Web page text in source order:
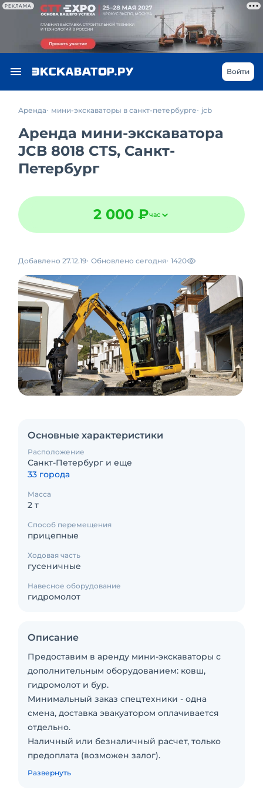
РЕКЛАМА
Войти
Аренда мини-экскаваторы в санкт-петербурге jcb
Аренда мини-экскаватора
JCB 8018 CTS, Санкт-
Петербург
2 000 ₽час
Добавлено 27.12.19 Обновлено сегодня 1420
Основные характеристики
Расположение
Санкт-Петербург и еще
33 города
Масса
2 т
Способ перемещения
прицепные
Ходовая часть
гусеничные
Навесное оборудование
гидромолот
Описание
Предоставим в аренду мини-экскаваторы с
дополнительным оборудованием: ковш,
гидромолот и бур.
Минимальный заказ спецтехники - одна
смена, доставка эвакуатором оплачивается
отдельно.
Наличный или безналичный расчет, только
предоплата (возможен залог).
Если сомневаетесь в нужной техники, то
Развернуть